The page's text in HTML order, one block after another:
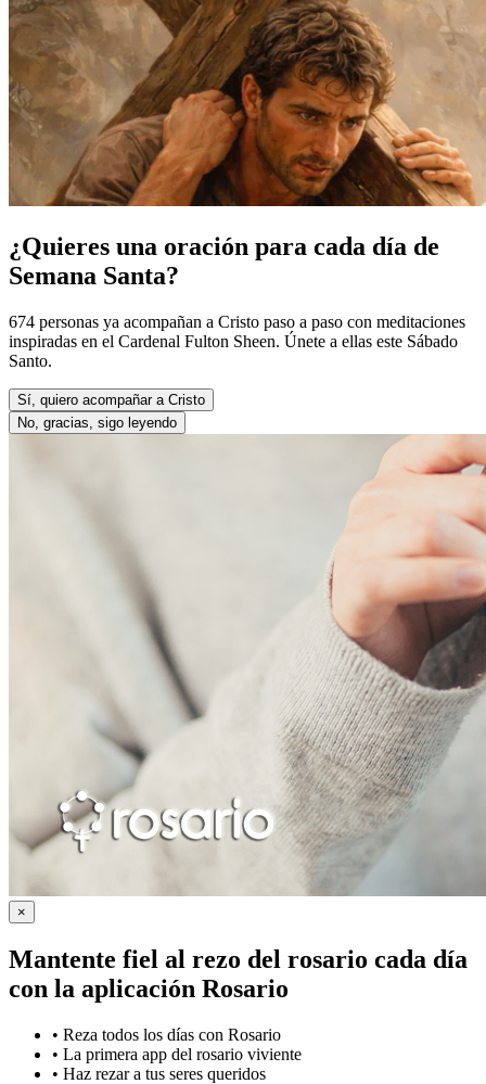
¿Quieres una oración para cada día de
Semana Santa?
674 personas ya acompañan a Cristo paso a paso con meditaciones
inspiradas en el Cardenal Fulton Sheen. Únete a ellas este Sábado
Santo.
Sí, quiero acompañar a Cristo
No, gracias, sigo leyendo
×
Mantente fiel al rezo del rosario cada día
con la aplicación Rosario
• Reza todos los días con Rosario
• La primera app del rosario viviente
• Haz rezar a tus seres queridos